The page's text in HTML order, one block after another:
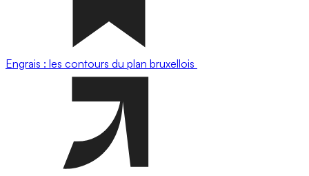
Engrais : les contours du plan bruxellois